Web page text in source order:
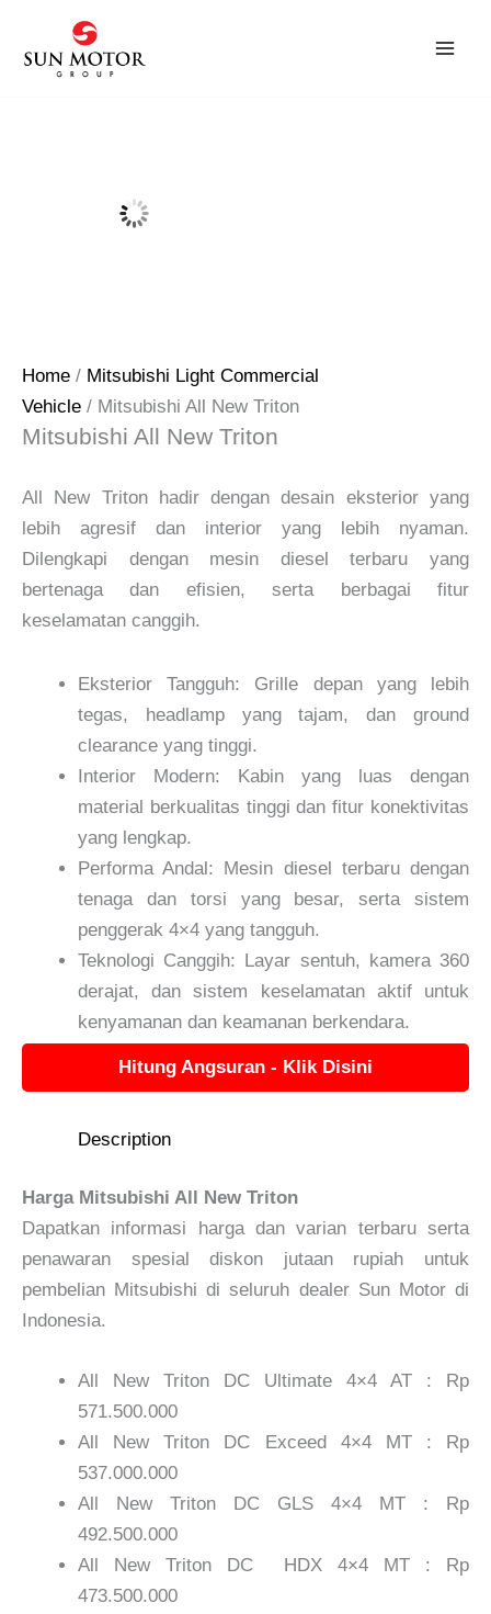
content
Home / Mitsubishi Light Commercial
Vehicle / Mitsubishi All New Triton
Mitsubishi All New Triton
All New Triton hadir dengan desain eksterior yang
lebih agresif dan interior yang lebih nyaman.
Dilengkapi dengan mesin diesel terbaru yang
bertenaga dan efisien, serta berbagai fitur
keselamatan canggih.
Eksterior Tangguh: Grille depan yang lebih
tegas, headlamp yang tajam, dan ground
clearance yang tinggi.
Interior Modern: Kabin yang luas dengan
material berkualitas tinggi dan fitur konektivitas
yang lengkap.
Performa Andal: Mesin diesel terbaru dengan
tenaga dan torsi yang besar, serta sistem
penggerak 4×4 yang tangguh.
Teknologi Canggih: Layar sentuh, kamera 360
derajat, dan sistem keselamatan aktif untuk
kenyamanan dan keamanan berkendara.
Hitung Angsuran - Klik Disini
Description
Harga Mitsubishi All New Triton
Dapatkan informasi harga dan varian terbaru serta
penawaran spesial diskon jutaan rupiah untuk
pembelian Mitsubishi di seluruh dealer Sun Motor di
Indonesia.
All New Triton DC Ultimate 4×4 AT : Rp
571.500.000
All New Triton DC Exceed 4×4 MT : Rp
537.000.000
All New Triton DC GLS 4×4 MT : Rp
492.500.000
All New Triton DC HDX 4×4 MT : Rp
473.500.000